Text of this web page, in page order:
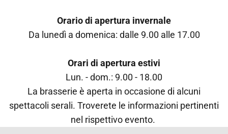
Orario di apertura invernale
Da lunedì a domenica: dalle 9.00 alle 17.00
Orari di apertura estivi
Lun. - dom.: 9.00 - 18.00
La brasserie è aperta in occasione di alcuni
spettacoli serali. Troverete le informazioni pertinenti
nel rispettivo evento.